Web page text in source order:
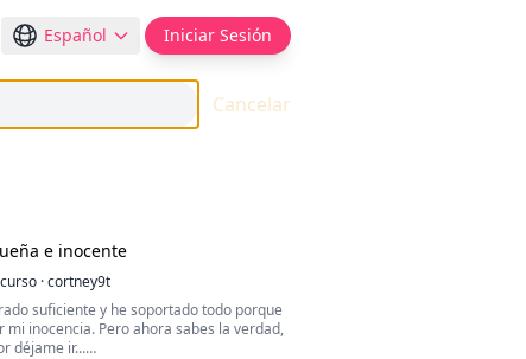
Español Iniciar Sesión
Cancelar
e inocente
·cortney9t
suficiente y he soportado todo porque
mi inocencia. Pero ahora sabes la verdad,
déjame ir...